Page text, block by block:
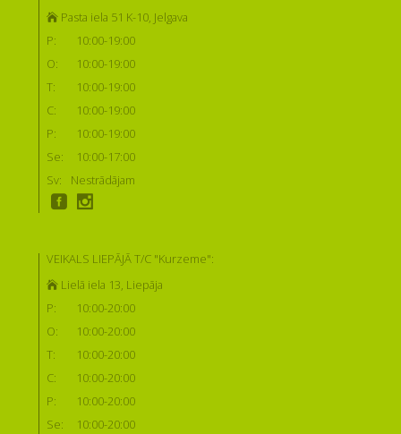
Pasta iela 51 K-10, Jelgava
P:
10:00-19:00
O:
10:00-19:00
T:
10:00-19:00
C:
10:00-19:00
P:
10:00-19:00
Se:
10:00-17:00
Sv:
Nestrādājam
VEIKALS LIEPĀJĀ T/C "Kurzeme":
Lielā iela 13, Liepāja
P:
10:00-20:00
O:
10:00-20:00
T:
10:00-20:00
C:
10:00-20:00
P:
10:00-20:00
Se:
10:00-20:00